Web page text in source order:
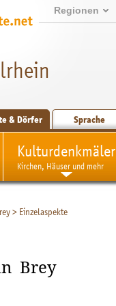
Regionen
& Dörfer Sprache
Kulturdenkmäler
Kirchen, Häuser und mehr
> Einzelaspekte
Brey